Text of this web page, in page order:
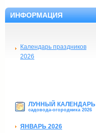
ИНФОРМАЦИЯ
Календарь праздников
2026
ЛУННЫЙ КАЛЕНДАРЬ
садовода-огородника 2026
ЯНВАРЬ 2026